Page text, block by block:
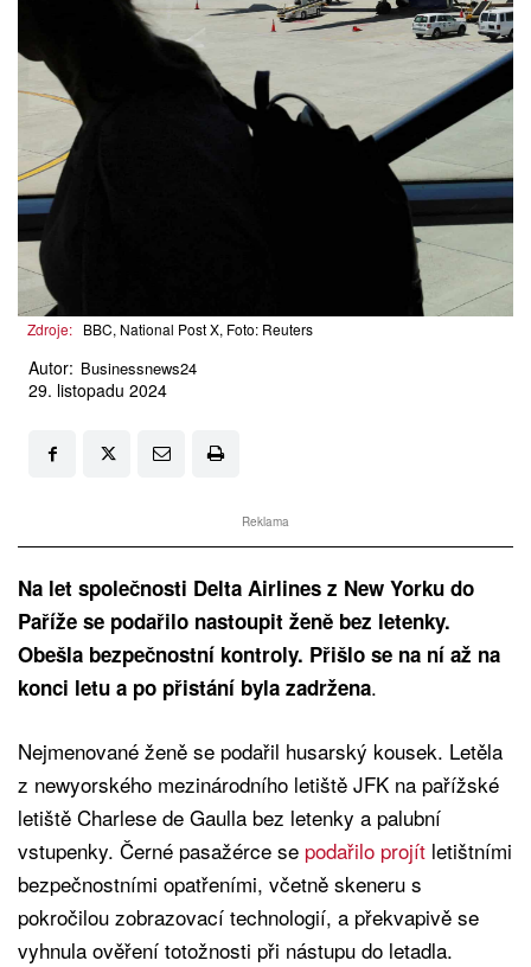
Zdroje: BBC, National Post X, Foto: Reuters
Autor: Businessnews24
29. listopadu 2024
Reklama
Na let společnosti Delta Airlines z New Yorku do
Paříže se podařilo nastoupit ženě bez letenky.
Obešla bezpečnostní kontroly. Přišlo se na ní až na
konci letu a po přistání byla zadržena.
Nejmenované ženě se podařil husarský kousek. Letěla
z newyorského mezinárodního letiště JFK na pařížské
letiště Charlese de Gaulla bez letenky a palubní
vstupenky. Černé pasažérce se podařilo projít letištními
bezpečnostními opatřeními, včetně skeneru s
pokročilou zobrazovací technologií, a překvapivě se
vyhnula ověření totožnosti při nástupu do letadla.